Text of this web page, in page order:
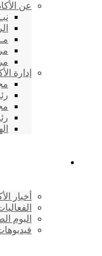
عن
إدارة
أخبار
البوم